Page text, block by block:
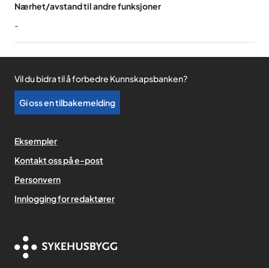
Nærhet/avstand til andre funksjoner
-
Vil du bidra til å forbedre Kunnskapsbanken?
Gi oss en tilbakemelding
Eksempler
Kontakt oss på e-post
Personvern
Innlogging for redaktører